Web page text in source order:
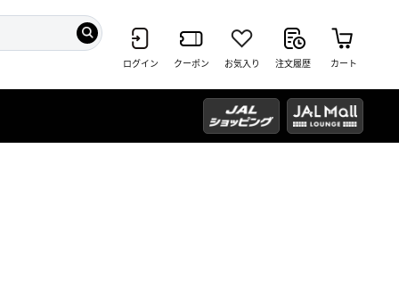
ログイン クーポン お気入り 注文履歴 カート